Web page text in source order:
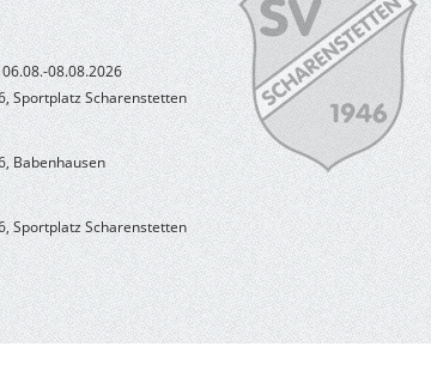
08.08.2026
Sportplatz Scharenstetten
Babenhausen
Sportplatz Scharenstetten